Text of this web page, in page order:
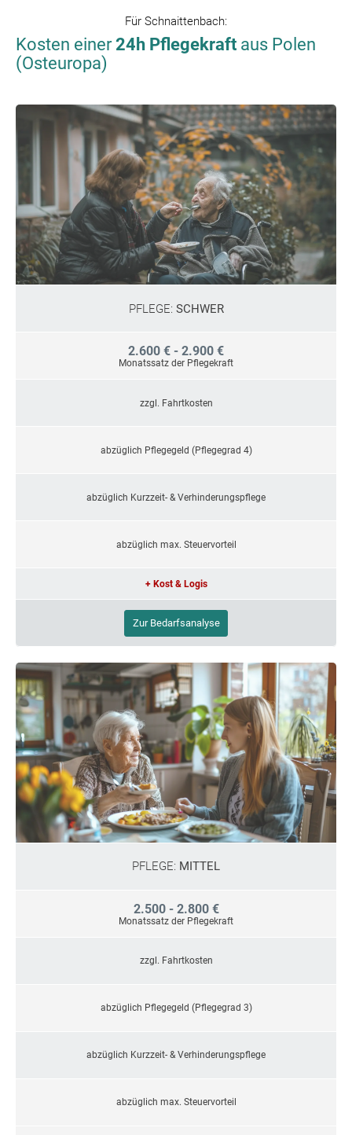
Für Schnaittenbach:
Kosten einer24h Pflegekraft aus Polen
(Osteuropa)
PFLEGE: SCHWER
2.600 € - 2.900 €
Monatssatz der Pflegekraft
zzgl. Fahrtkosten
abzüglich Pflegegeld (Pflegegrad 4)
abzüglich Kurzzeit- & Verhinderungspflege
abzüglich max. Steuervorteil
+ Kost & Logis
Zur Bedarfsanalyse
PFLEGE: MITTEL
2.500 - 2.800 €
Monatssatz der Pflegekraft
zzgl. Fahrtkosten
abzüglich Pflegegeld (Pflegegrad 3)
abzüglich Kurzzeit- & Verhinderungspflege
abzüglich max. Steuervorteil